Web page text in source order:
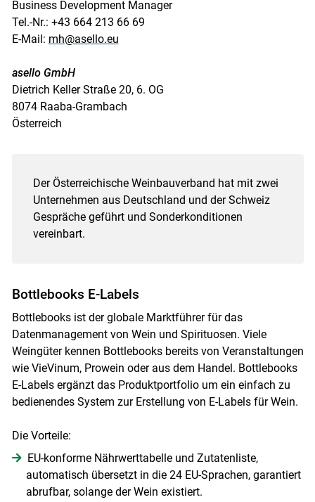
Business Development Manager
Tel.-Nr.: +43 664 213 66 69
E-Mail: mh@asello.eu
asello GmbH
Dietrich Keller Straße 20, 6. OG
8074 Raaba-Grambach
Österreich
Der Österreichische Weinbauverband hat mit zwei
Unternehmen aus Deutschland und der Schweiz
Gespräche geführt und Sonderkonditionen
vereinbart.
Bottlebooks E-Labels
Bottlebooks ist der globale Marktführer für das
Datenmanagement von Wein und Spirituosen. Viele
Weingüter kennen Bottlebooks bereits von Veranstaltungen
wie VieVinum, Prowein oder aus dem Handel. Bottlebooks
E-Labels ergänzt das Produktportfolio um ein einfach zu
bedienendes System zur Erstellung von E-Labels für Wein.
Die Vorteile:
EU-konforme Nährwerttabelle und Zutatenliste,
automatisch übersetzt in die 24 EU-Sprachen, garantiert
abrufbar, solange der Wein existiert.